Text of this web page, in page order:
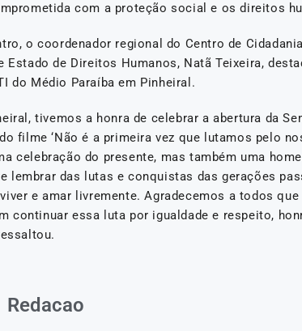
com a proteção social e os direitos
o coordenador regional do Centro de
Estado de Direitos Humanos, Natã Teixeira,
do Médio Paraíba em Pinheiral.
tivemos a honra de celebrar a abertura da
filme ‘Não é a primeira vez que lutamos pelo
celebração do presente, mas também uma
lembrar das lutas e conquistas das gerações
e amar livremente. Agradecemos a todos
continuar essa luta por igualdade e respeito,
Redacao